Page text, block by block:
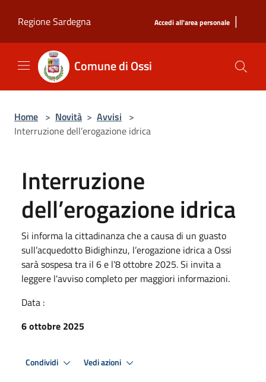
Regione Sardegna
Accedi all'area personale |
Comune di Ossi
Home > Novità > Avvisi >
Interruzione dell’erogazione idrica
Interruzione
dell’erogazione idrica
Si informa la cittadinanza che a causa di un guasto
sull’acquedotto Bidighinzu, l’erogazione idrica a Ossi
sarà sospesa tra il 6 e l’8 ottobre 2025. Si invita a
leggere l'avviso completo per maggiori informazioni.
Data :
6 ottobre 2025
Condividi Vedi azioni